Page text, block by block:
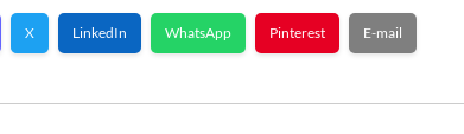
X LinkedIn WhatsApp Pinterest E-mail